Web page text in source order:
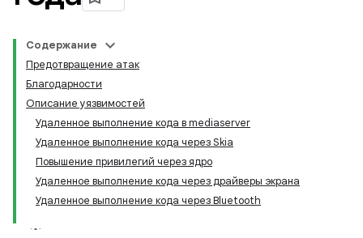
Содержание
Предотвращение атак
Благодарности
Описание уязвимостей
Удаленное выполнение кода в mediaserver
Удаленное выполнение кода через Skia
Повышение привилегий через ядро
Удаленное выполнение кода через драйверы экрана
Удаленное выполнение кода через Bluetooth